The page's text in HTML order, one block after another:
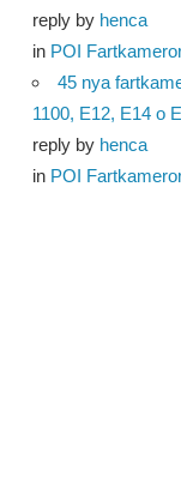
reply by henca
in POI
45 nya
1100, E12, E14 o
reply by henca
in POI